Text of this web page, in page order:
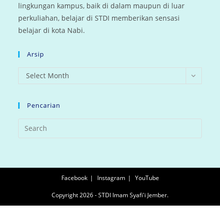
lingkungan kampus, baik di dalam maupun di luar
perkuliahan, belajar di STDI memberikan sensasi
belajar di kota Nabi.
Arsip
arsip
Select Month
Pencarian
Facebook Instagram YouTube
Copyright 2026 - STDI Imam Syafi'i Jember.